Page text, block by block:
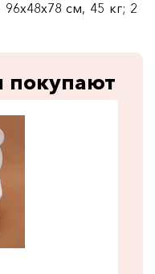
см, 45 кг; 2
покупают